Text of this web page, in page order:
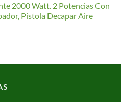
2000 Watt. 2 Potencias Con
Pistola Decapar Aire